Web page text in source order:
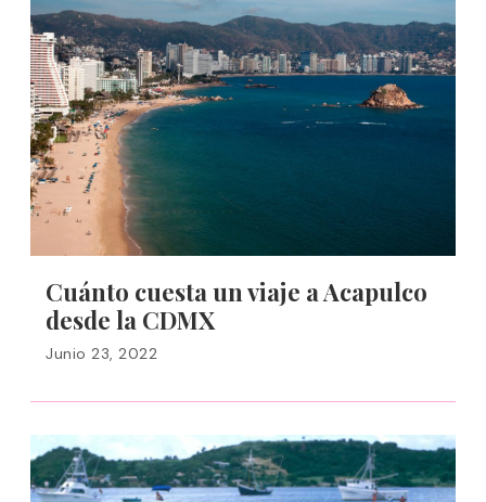
Cuánto cuesta un viaje a Acapulco
desde la CDMX
Junio 23, 2022